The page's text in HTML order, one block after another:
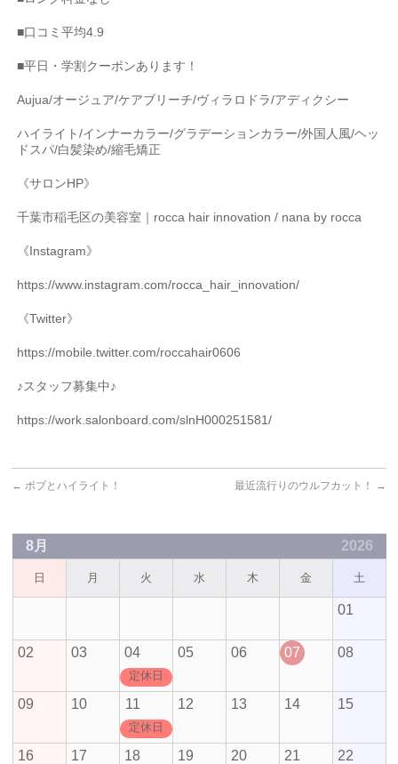
■口コミ平均4.9
■平日・学割クーポンあります！
Aujua/オージュア/ケアブリーチ/ヴィラロドラ/アディクシー
ハイライト/インナーカラー/グラデーションカラー/外国人風/ヘッ
ドスパ/白髪染め/縮毛矯正
《サロンHP》
千葉市稲毛区の美容室｜ rocca hair innovation / nana by rocca
《Instagram》
https://www.instagram.com/rocca_hair_innovation/
《Twitter》
https://mobile.twitter.com/roccahair0606
♪スタッフ募集中♪
https://work.salonboard.com/slnH000251581/
← ボブとハイライト！ 最近流行りのウルフカット！ →
8月 2026
日 月 火 水 木 金 土
01
02 03 04
定休日
05 06 07 08
09 10 11
定休日
12 13 14 15
16 17 18 19 20 21 22